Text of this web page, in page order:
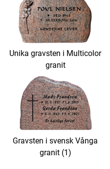
Unika gravsten i Multicolor
granit
Gravsten i svensk Vånga
granit (1)